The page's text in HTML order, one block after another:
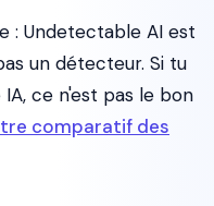
: Undetectable AI est
un détecteur. Si tu
ce n'est pas le bon
comparatif des